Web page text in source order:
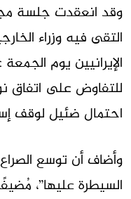
وقد انعقدت جلسة
التقى فيه وزراء
الإيرانيين يوم
للتفاوض على اتفاق
احتمال ضئيل لوقف
وأضاف أن توسع
السيطرة عليها”،